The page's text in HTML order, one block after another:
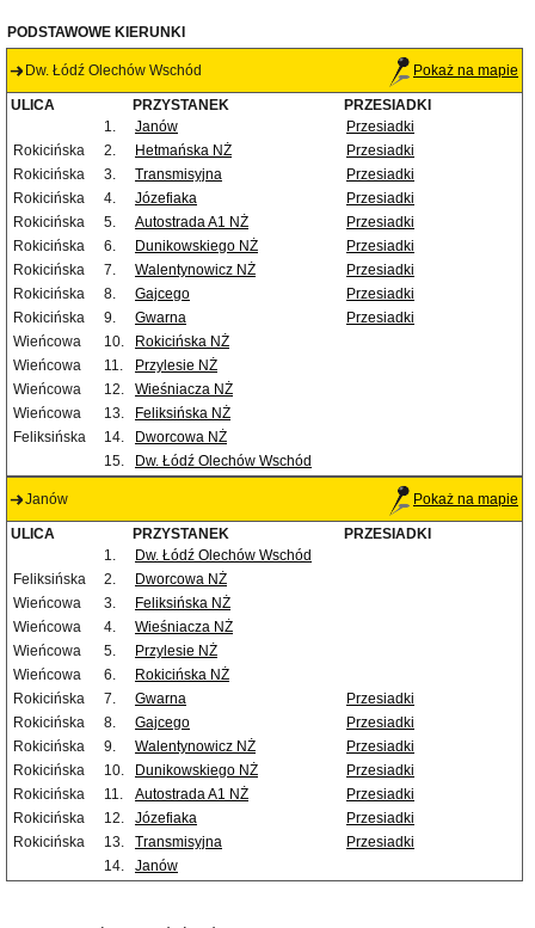
PODSTAWOWE KIERUNKI
Dw. Łódź Olechów Wschód Pokaż na mapie
ULICA PRZYSTANEK
PRZESIADKI
1.
Janów
Przesiadki
Rokicińska
2. Hetmańska NŻ
Przesiadki
Rokicińska
3. Transmisyjna
Przesiadki
Rokicińska
4. Józefiaka
Przesiadki
Rokicińska
5. Autostrada A1 NŻ
Przesiadki
Rokicińska
6. Dunikowskiego NŻ
Przesiadki
Rokicińska
7. Walentynowicz NŻ
Przesiadki
Rokicińska
8. Gajcego
Przesiadki
Rokicińska
9. Gwarna
Przesiadki
Wieńcowa
10.
Rokicińska NŻ
Wieńcowa
11.
Przylesie NŻ
Wieńcowa
12.
Wieśniacza NŻ
Wieńcowa
13.
Feliksińska NŻ
Feliksińska
14.
Dworcowa NŻ
15.
Dw. Łódź Olechów Wschód
Janów Pokaż na mapie
ULICA PRZYSTANEK
PRZESIADKI
1.
Dw. Łódź Olechów Wschód
Feliksińska
2.
Dworcowa NŻ
Wieńcowa
3.
Feliksińska NŻ
Wieńcowa
4.
Wieśniacza NŻ
Wieńcowa
5.
Przylesie NŻ
Wieńcowa
6.
Rokicińska NŻ
Rokicińska
7. Gwarna
Przesiadki
Rokicińska
8. Gajcego
Przesiadki
Rokicińska
9. Walentynowicz NŻ
Przesiadki
Rokicińska
10. Dunikowskiego NŻ
Przesiadki
Rokicińska
11. Autostrada A1 NŻ
Przesiadki
Rokicińska
12. Józefiaka
Przesiadki
Rokicińska
13. Transmisyjna
Przesiadki
14.
Janów